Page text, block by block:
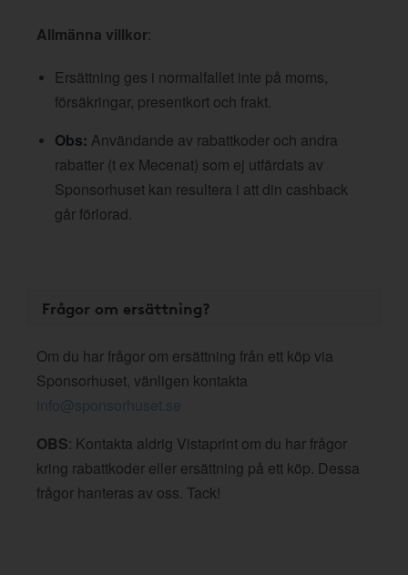
Allmänna villkor:
Ersättning ges i normalfallet inte på moms,
försäkringar, presentkort och frakt.
Obs: Användande av rabattkoder och andra
rabatter (t ex Mecenat) som ej utfärdats av
Sponsorhuset kan resultera i att din cashback
går förlorad.
Frågor om ersättning?
Om du har frågor om ersättning från ett köp via
Sponsorhuset, vänligen kontakta
info@sponsorhuset.se
OBS: Kontakta aldrig Vistaprint om du har frågor
kring rabattkoder eller ersättning på ett köp. Dessa
frågor hanteras av oss. Tack!